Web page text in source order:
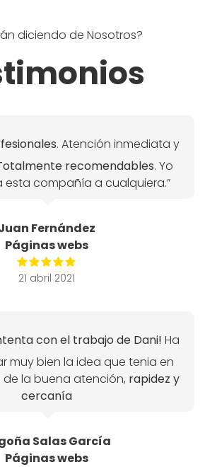
diciendo de Nosotros?
. Atención inmediata y
recomendables. Yo
compañía a cualquiera.”
Fernández
Páginas webs
21 abril 2021
con el trabajo de Dani! Ha
muy bien la idea que tenia en
de la buena atención, rapidez y
cercanía
Salas García
Páginas webs